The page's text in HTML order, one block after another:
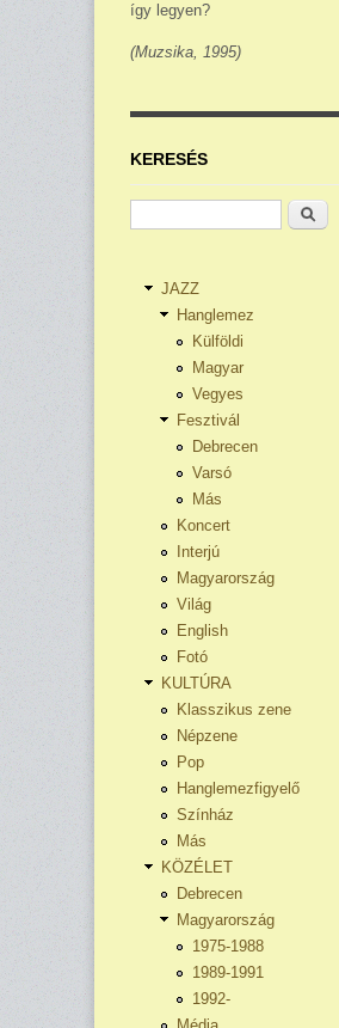
így legyen?
(Muzsika, 1995)
KERESÉS
Keresés
JAZZ
Hanglemez
Külföldi
Magyar
Vegyes
Fesztivál
Debrecen
Varsó
Más
Koncert
Interjú
Magyarország
Világ
English
Fotó
KULTÚRA
Klasszikus zene
Népzene
Pop
Hanglemezfigyelő
Színház
Más
KÖZÉLET
Debrecen
Magyarország
1975-1988
1989-1991
1992-